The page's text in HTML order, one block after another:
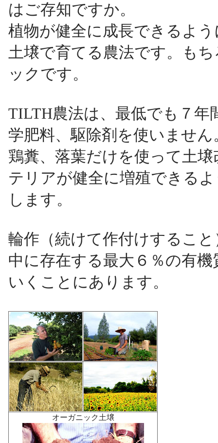
はご存知ですか。
植物が健全に成長できるよ
土壌で育てる農法です。も
ックです。
TILTH農法は、最低でも７年
学肥料、駆除剤を使いませ
鶏糞、落葉だけを使って土
テリアが健全に増殖できる
します。
輪作（続けて作付けするこ
中に存在する最大６％の有
いくことにあります。
オーガニック土壌